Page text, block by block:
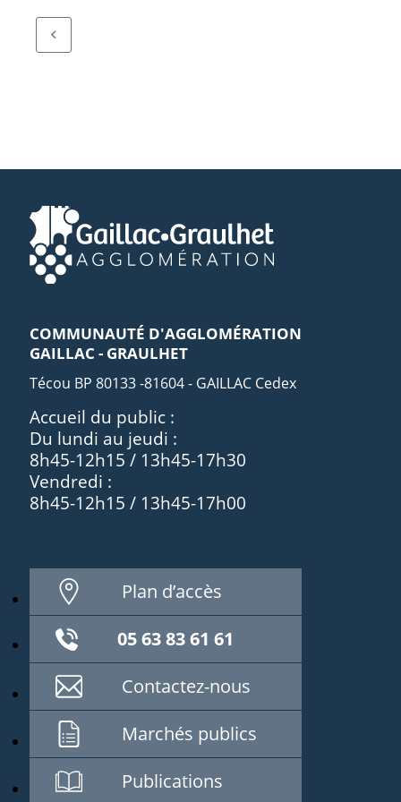
COMMUNAUTÉ D'AGGLOMÉRATION
GAILLAC - GRAULHET
Técou BP 80133 -81604 - GAILLAC Cedex
Accueil du public :
Du lundi au jeudi :
8h45-12h15 / 13h45-17h30
Vendredi :
8h45-12h15 / 13h45-17h00
Plan d’accès
05 63 83 61 61
Contactez-nous
Marchés publics
Publications